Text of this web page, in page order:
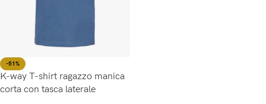
-51%
K-way T-shirt ragazzo manica
corta con tasca laterale